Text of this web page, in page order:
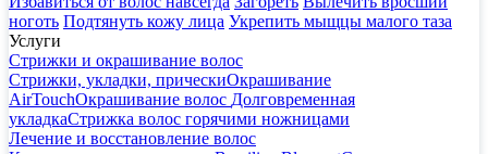
ноготь Подтянуть кожу лица Укрепить мыщцы малого таза
Услуги
Стрижки и окрашивание волос
Стрижки, укладки, прическиОкрашивание
AirTouchОкрашивание волос Долговременная
укладкаСтрижка волос горячими ножницами
Лечение и восстановление волос